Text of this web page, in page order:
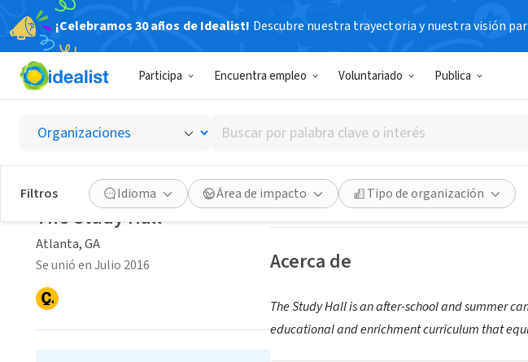
¡Celebramos 30 años de Idealist! Descubre nuestra trayectoria y nuestra visión
Participa Encuentra empleo Voluntariado Publica
Buscar
por
palabra
clave
o
interés
Filtros Idioma Área de impacto Tipo de organización
The Study Hall
Atlanta, GA www.thestudyhall.org
Guardar Compartir
Acerca de
The Study Hall is an after-school and summer
educational and enrichment curriculum that
The Study Hall
Atlanta, GA
Se unió en Julio 2016